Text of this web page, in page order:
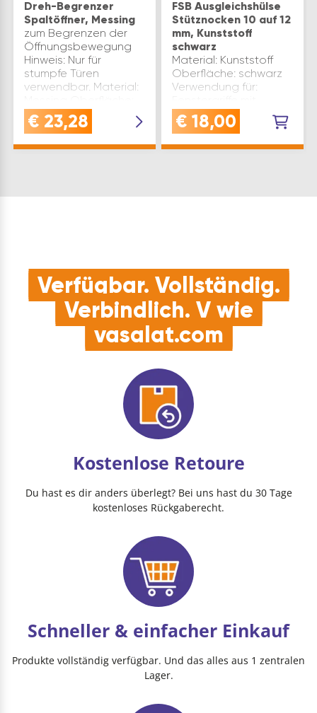
Dreh-Begrenzer
Spaltöffner, Messing
zum Begrenzen der
Öffnungsbewegung
Hinweis: Nur für
stumpfe Türen
verwendbar. Material:
poliert Inhaltsangabe
(ST): 1
€ 23,28
FSB Ausgleichshülse
Stütznocken 10 auf 12
mm, Kunststoff
schwarz
Material: Kunststoff
Oberfläche: schwarz
Verwendung für:
Stütznocken
Ausführung: von
€ 18,00
Verfügbar. Vollständig.
Verbindlich. V wie
vasalat.com
Kostenlose Retoure
Du hast es dir anders überlegt? Bei uns hast du 30 Tage
kostenloses Rückgaberecht.
Schneller & einfacher Einkauf
Produkte vollständig verfügbar. Und das alles aus 1 zentralen
Lager.